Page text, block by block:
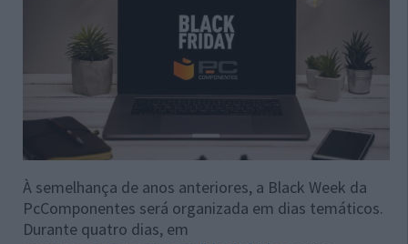
À semelhança de anos anteriores, a Black Week da
PcComponentes será organizada em dias temáticos.
Durante quatro dias, em